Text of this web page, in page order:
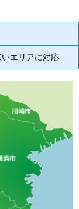
エリアに対応